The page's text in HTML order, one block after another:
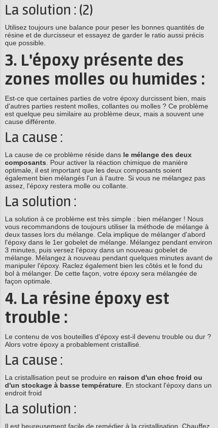
La solution : (2)
Utilisez toujours une balance pour peser les bonnes quantités de
résine et de durcisseur et essayez de garder le ratio aussi précis
que possible.
3. L'époxy présente des
zones molles ou humides :
Est-ce que certaines parties de votre époxy durcissent bien, mais
d'autres parties restent molles, collantes ou molles ? Ce problème
est quelque peu similaire au problème deux, mais a souvent une
cause différente.
La cause :
La cause de ce problème réside dans le mélange des deux
composants . Pour activer la réaction chimique de manière
optimale, il est important que les deux composants soient
également bien mélangés l'un à l'autre. Si vous ne mélangez pas
assez, l'époxy restera molle ou collante.
La solution :
La solution à ce problème est très simple : bien mélanger ! Nous
vous recommandons de toujours utiliser la méthode de mélange à
deux tasses lors du mélange. Cela implique de mélanger d'abord
l'époxy dans le 1er gobelet de mélange. Mélangez pendant environ
3 minutes, puis versez l'époxy dans un nouveau gobelet de
mélange. Mélangez à nouveau pendant quelques minutes avant de
manipuler l'époxy. Raclez également bien les côtés et le fond du
bol à mélanger. De cette façon, votre époxy sera mélangée de
façon optimale.
4. La résine époxy est
trouble :
Le contenu de vos bouteilles d'époxy est-il devenu trouble ou dur ?
Alors votre époxy a probablement cristallisé.
La cause :
La cristallisation peut se produire en raison d'un choc froid ou
d'un stockage à basse température . En stockant l'époxy dans un
endroit froid
La solution :
Il est heureusement facile de remédier à la cristallisation. Chauffez